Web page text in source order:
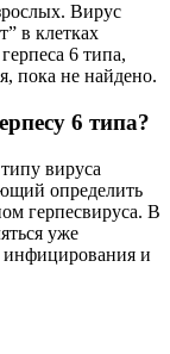
Вирус
в клетках
6 типа,
пока не найдено.
6 типа?
вируса
определить
герпесвируса. В
уже
инфицирования и